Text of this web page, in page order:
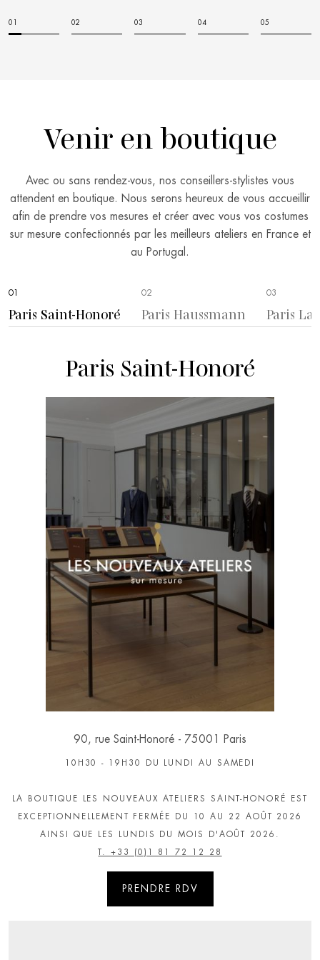
Venir en boutique
Avec ou sans rendez-vous, nos conseillers-stylistes vous
attendent en boutique. Nous serons heureux de vous accueillir
afin de prendre vos mesures et créer avec vous vos costumes
sur mesure confectionnés par les meilleurs ateliers en France et
au Portugal.
01
Paris Saint-Honoré
02
Paris Haussmann
03
Paris La
Paris Saint-Honoré
90, rue Saint-Honoré - 75001 Paris
10H30 - 19H30 DU LUNDI AU SAMEDI
LA BOUTIQUE LES NOUVEAUX ATELIERS SAINT-HONORÉ EST
EXCEPTIONNELLEMENT FERMÉE DU 10 AU 22 AOÛT 2026
AINSI QUE LES LUNDIS DU MOIS D'AOÛT 2026.
T. +33 (0)1 81 72 12 28
PRENDRE RDV
T. +33 (0)1 42 93 92 53
PRENDRE RDV
T. +33 (0)1 81 72 12 29
PRENDRE RDV
T. +33 (0)1 81 72 12 27
PRENDRE RDV
T. +33 (0)1 42 28 20 58
PRENDRE RDV
T. +33 (0)1 81 72 12 26
PRENDRE RDV
T. +33 (0)1 81 72 12 25
PRENDRE RDV
T. +33 (0)4 72 04 49 08
T. +33 (0)3 20 21 17 26
PRENDRE RDV
T. +33 (0)2 28 29 80 09
PRENDRE RDV